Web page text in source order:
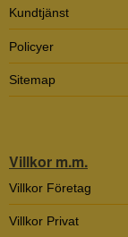
Kundtjänst
Policyer
Sitemap
Villkor m.m.
Villkor Företag
Villkor Privat